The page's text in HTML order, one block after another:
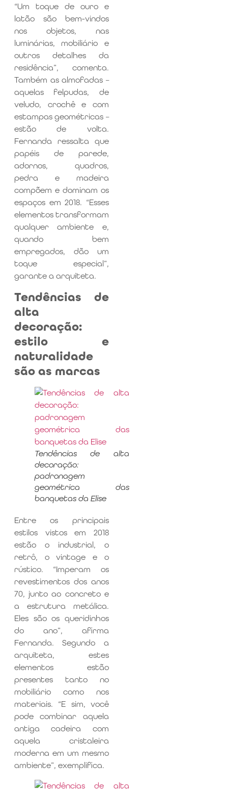
“Um toque de ouro e
latão são bem-vindos
nos objetos, nas
luminárias, mobiliário e
outros detalhes da
residência”, comenta.
Também as almofadas –
aquelas felpudas, de
veludo, crochê e com
estampas geométricas –
estão de volta.
Fernanda ressalta que
papéis de parede,
adornos, quadros,
pedra e madeira
compõem e dominam os
espaços em 2018. “Esses
elementos transformam
qualquer ambiente e,
quando bem
empregados, dão um
toque especial”,
garante a arquiteta.
Tendências de
alta
decoração:
estilo e
naturalidade
são as marcas
Tendências de alta
decoração:
padronagem
geométrica das
banquetas da Elise
Entre os principais
estilos vistos em 2018
estão o industrial, o
retrô, o vintage e o
rústico. “Imperam os
revestimentos dos anos
70, junto ao concreto e
a estrutura metálica.
Eles são os queridinhos
do ano”, afirma
Fernanda. Segundo a
arquiteta, estes
elementos estão
presentes tanto no
mobiliário como nos
materiais. “E sim, você
pode combinar aquela
antiga cadeira com
aquela cristaleira
moderna em um mesmo
ambiente”, exemplifica.